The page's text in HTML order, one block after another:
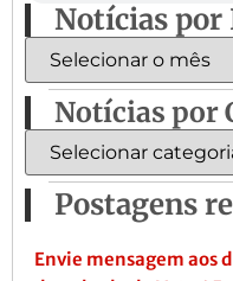
Notícias por
Notícias por
Postagens
Envie mensagem aos